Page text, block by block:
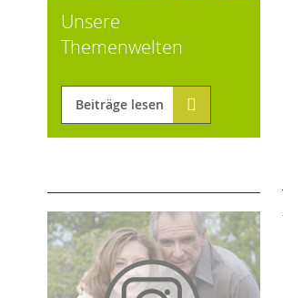
Unsere
Themenwelten
Beiträge lesen